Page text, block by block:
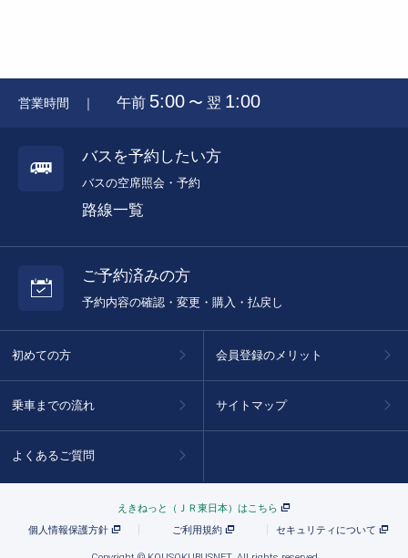
営業時間 ｜ 午前 5:00 〜 翌 1:00
バスを予約したい方
バスの空席照会・予約
路線一覧
ご予約済みの方
予約内容の確認・変更・購入・払戻し
初めての方
乗車までの流れ
よくあるご質問
会員登録のメリット
サイトマップ
えきねっと（ＪＲ東日本）はこちら
個人情報保護方針
ご利用規約 セキュリティについて